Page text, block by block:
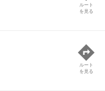
ルート
を見る
ルート
を見る